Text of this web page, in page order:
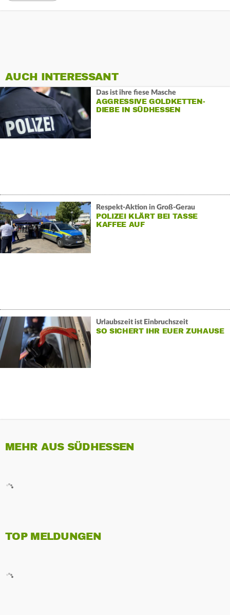
AUCH INTERESSANT
Das ist ihre fiese Masche
AGGRESSIVE GOLDKETTEN-
DIEBE IN SÜDHESSEN
Respekt-Aktion in Groß-Gerau
POLIZEI KLÄRT BEI TASSE
KAFFEE AUF
Urlaubszeit ist Einbruchszeit
SO SICHERT IHR EUER ZUHAUSE
MEHR AUS SÜDHESSEN
TOP MELDUNGEN